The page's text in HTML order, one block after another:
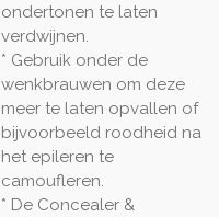
ondertonen te laten
verdwijnen.
* Gebruik onder de
wenkbrauwen om deze
meer te laten opvallen of
bijvoorbeeld roodheid na
het epileren te
camoufleren.
* De Concealer &